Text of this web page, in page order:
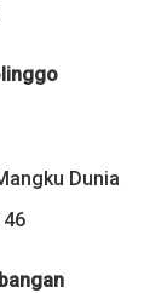
Dunia